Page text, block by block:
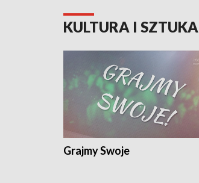
KULTURA I SZTUKA
Grajmy Swoje